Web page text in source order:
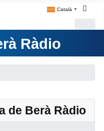
Català ▼
Ràdio
de Berà Ràdio